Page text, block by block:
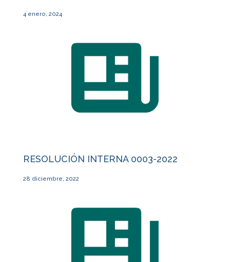
4 enero, 2024
RESOLUCIÓN INTERNA 0003-2022
28 diciembre, 2022